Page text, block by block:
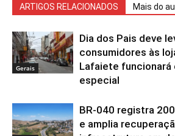
ARTIGOS RELACIONADOS Mais do
Gerais
Dia dos Pais deve
consumidores às
Lafaiete funcionará
especial
BR-040 registra
e amplia